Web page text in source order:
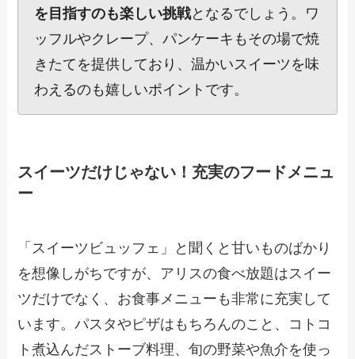
を目指すのも楽しい挑戦となるでしょう。ワ
ッフルやクレープ、パンケーキもその場で焼
きたてを提供しており、温かいスイーツを味
わえるのも嬉しいポイントです。
スイーツだけじゃない！充実のフードメニュ
ー
「スイーツビュッフェ」と聞くと甘いものばかり
を想像しがちですが、アリスの食べ放題はスイー
ツだけでなく、お食事メニューも非常に充実して
います。パスタやピザはもちろんのこと、コトコ
ト煮込んだストーブ料理、旬の野菜や魚介を使っ